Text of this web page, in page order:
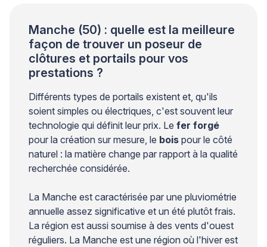
Manche (50) : quelle est la meilleure
façon de trouver un poseur de
clôtures et portails pour vos
prestations ?
Différents types de portails existent et, qu'ils
soient simples ou électriques, c'est souvent leur
technologie qui définit leur prix. Le fer forgé
pour la création sur mesure, le bois pour le côté
naturel : la matière change par rapport à la qualité
recherchée considérée.
La Manche est caractérisée par une pluviométrie
annuelle assez significative et un été plutôt frais.
La région est aussi soumise à des vents d'ouest
réguliers. La Manche est une région où l'hiver est